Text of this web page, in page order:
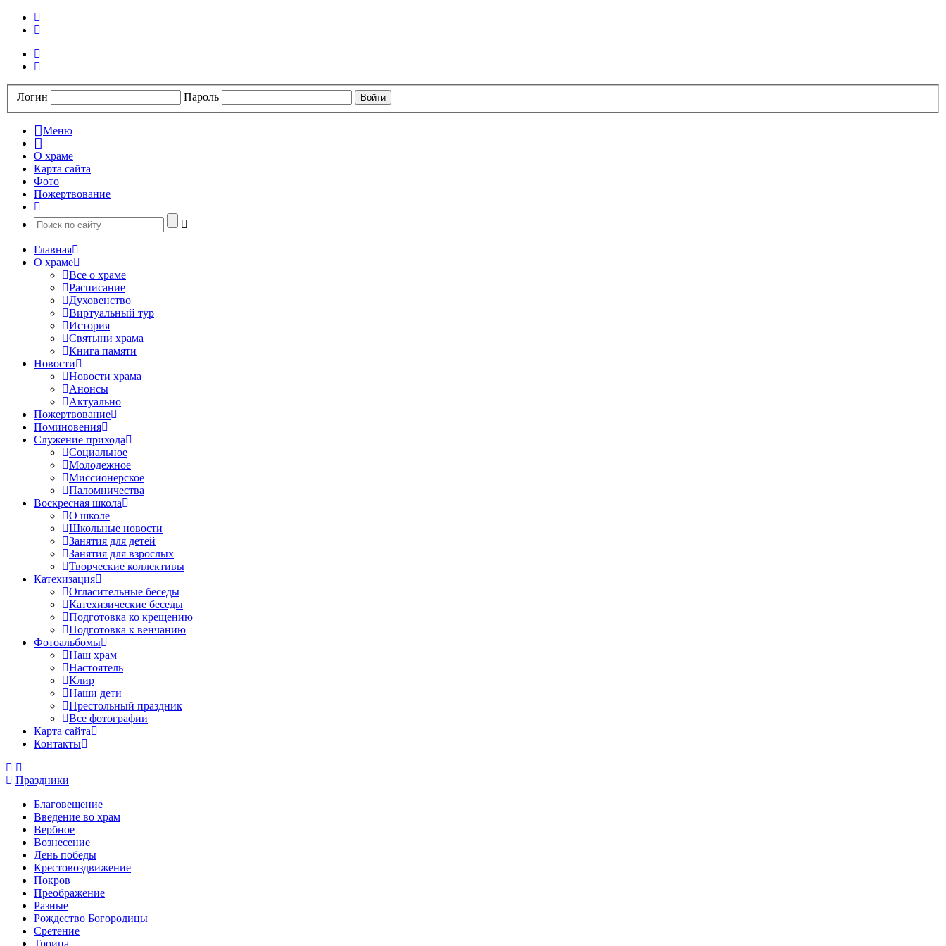
Логин Пароль
Меню
О храме
Карта сайта
Фото
Пожертвование
Главная
О храме
Все о храме
Расписание
Духовенство
Виртуальный тур
История
Святыни храма
Книга памяти
Новости
Новости храма
Анонсы
Актуально
Пожертвование
Поминовения
Служение прихода
Социальное
Молодежное
Миссионерское
Паломничества
Воскресная школа
О школе
Школьные новости
Занятия для детей
Занятия для взрослых
Творческие коллективы
Катехизация
Огласительные беседы
Катехизические беседы
Подготовка ко крещению
Подготовка к венчанию
Фотоальбомы
Наш храм
Настоятель
Клир
Наши дети
Престольный праздник
Все фотографии
Карта сайта
Контакты
Праздники
Благовещение
Введение во храм
Вербное
Вознесение
День победы
Крестовоздвижение
Покров
Преображение
Разные
Рождество Богородицы
Сретение
Троица